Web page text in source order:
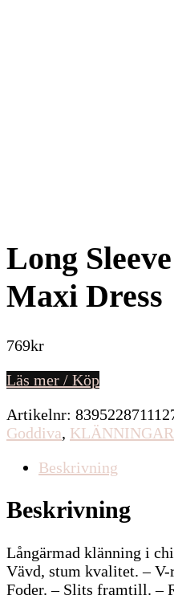
Long
Maxi Dress
769kr
Läs mer / Köp
Artikelnr:
Goddiva, KLÄNNINGAR
Beskrivning
Beskrivning
Långärmad klänning i
Vävd, stum kvalitet. –
Foder. – Slits framtill. –